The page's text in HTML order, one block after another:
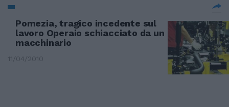
Pomezia, tragico incedente sul
lavoro Operaio schiacciato da un
macchinario
11/04/2010